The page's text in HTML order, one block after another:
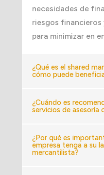
necesidades de
riesgos
para minimizar en
¿Qué es el shared
cómo puede
¿Cuándo es
servicios de asesoría
¿Por qué es
empresa tenga a su
mercantilista?